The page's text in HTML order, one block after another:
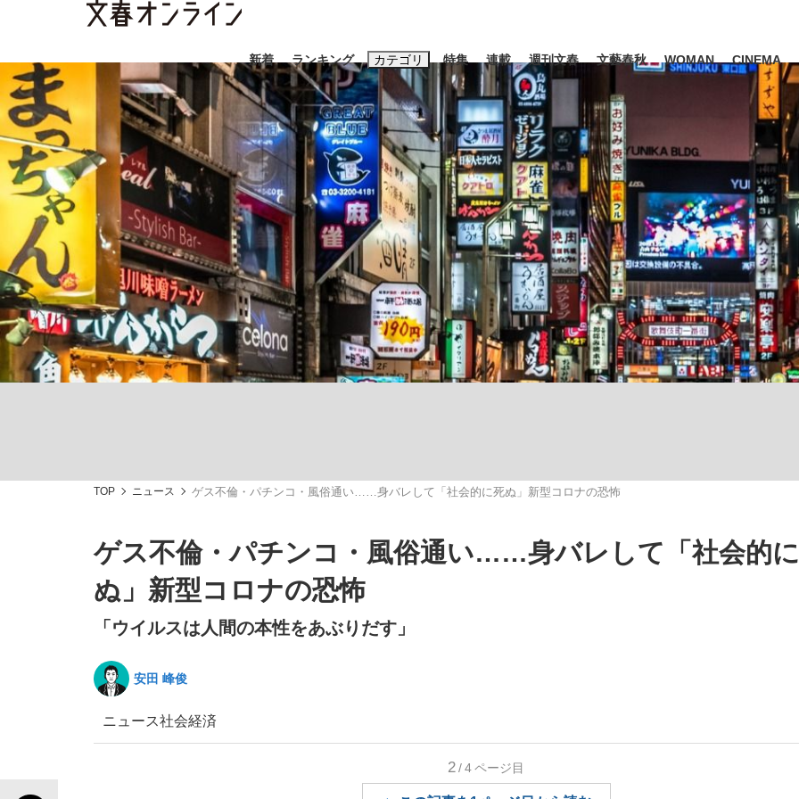
新着 ランキング カテゴリ
スクープ ニュース エンタメ ライフ
「90%は失敗する。でも…」本田圭佑が初めて明かした日本代表監督に... 「最悪の空気のまま解散
「敗因分析は一切聞かれなかった」侍ジャパン選手が証言した“NPB聞... 「クマが悪者扱いされてい
「目標達成できなかったからと言って…」サッカー日本代表・森保一監督...
特集
終戦から81年
観る将棋、
キングの誕生を、目撃せよ。
もっと見る
連載 週刊文春 文藝春秋 WOMAN CINEMA
キーワード入力
おすすめのキーワードタグ一覧
#藤田晋 #三山凌輝 #高市早苗 #後藤真希 #森岡毅 #城彰二 #内田有紀
#玉木雄一郎
#亀和田武
TOP ニュース ゲス不倫・パチンコ・風俗通い……身バレして「社会的に死ぬ」新型コロナの恐怖
ゲス不倫・パチンコ・風俗通い……身バレして「社会的
ぬ」新型コロナの恐怖
「ウイルスは人間の本性をあぶりだす」
安田 峰俊
ニュース社会経済
2/4ページ目